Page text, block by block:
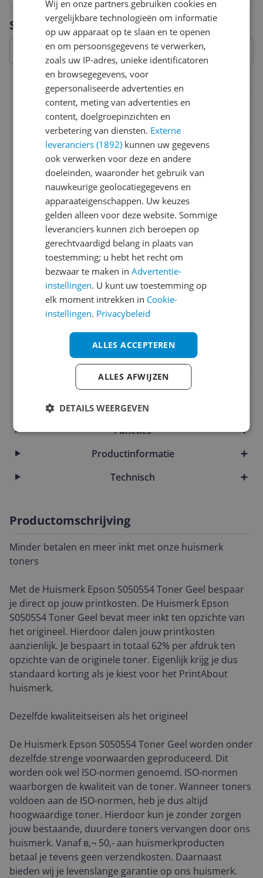
Specificaties
Overige kenmerken
Geschikt voor printer
Compatibel met
Epson AcuLaserCX16
Geschikt voor merk printer
Geschikt voor type printer
Epson AcuLaserC1600
Cartridge inhoud
3.000 pagina's
8718801601624
Aansluitingen
Artikelinformatie
Functies
Productinformatie
Technisch
Productomschrijving
Minder betalen en meer inkt met onze huismerk
toners
Met de Huismerk Epson S050554 Toner Geel bespaar
je direct op jouw printkosten. De Huismerk Epson
S050554 Toner Geel bevat meer inkt ten opzichte van
het origineel. Hierdoor dalen jouw printkosten
aanzienlijk. Je bespaart in totaal 62% per afdruk ten
opzichte van de originele toner. Eigenlijk krijg je dus
standaard korting als je kiest voor het PrintAbout
huismerk.
Dezelfde kwaliteitseisen als het origineel
De Huismerk Epson S050554 Toner Geel worden onder
dezelfde strenge voorwaarden geproduceerd. Dit
worden ook wel ISO-normen genoemd. ISO-normen
waarborgen de kwaliteit van de toner. Wanneer toners
voldoen aan de ISO-normen, heb je dus altijd
hoogwaardige toner. Hierdoor kun je zonder zorgen
jouw bestaande, duurdere toners vervangen door ons
huismerk. Vanaf в‚¬ 50,- aan huismerkproducten
betaal je tevens geen verzendkosten. Daarnaast
bieden wij je levenslange garantie op ons huismerk.
Vraag 1 van 4
Wij en onze partners gebruiken cookies en
vergelijkbare technologieën om informatie
op uw apparaat op te slaan en te openen
en om persoonsgegevens te verwerken,
zoals uw IP-adres, unieke identificatoren
en browsegegevens, voor
gepersonaliseerde advertenties en
content, meting van advertenties en
content, doelgroepinzichten en
verbetering van diensten. Externe
leveranciers (1892) kunnen uw gegevens
ook verwerken voor deze en andere
doeleinden, waaronder het gebruik van
nauwkeurige geolocatiegegevens en
apparaateigenschappen. Uw keuzes
gelden alleen voor deze website. Sommige
leveranciers kunnen zich beroepen op
gerechtvaardigd belang in plaats van
toestemming; u hebt het recht om
bezwaar te maken inAdvertentie-
instellingen. U kunt uw toestemming op
elk moment intrekken in Cookie-
instellingen. Privacybeleid
ALLES ACCEPTEREN
ALLES AFWIJZEN
DETAILS WEERGEVEN